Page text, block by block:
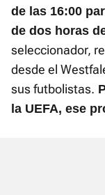
de las 16:00
de dos horas
seleccionador,
desde el
sus futbolistas.
la UEFA, ese